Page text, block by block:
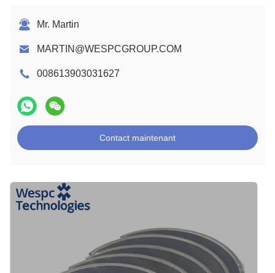
Mr. Martin
MARTIN@WESPCGROUP.COM
008613903031627
Contact maintenant